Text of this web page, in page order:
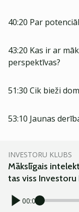
40:20 Par
43:20 Kas ir ar
perspektīvas?
51:30 Cik bieži
53:10 Jaunas
INVESTORU KLUBS
Mākslīgais
tas viss Investoru
00:00